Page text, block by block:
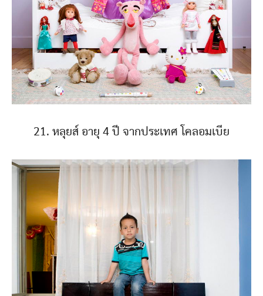
21. หลุยส์ อายุ 4 ปี จากประเทศ โคลอมเบีย